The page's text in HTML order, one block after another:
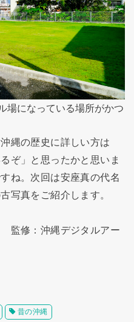
場になっている場所がかつ
縄の歴史に詳しい方は
ぞ」と思ったかと思いま
ね。次回は安座真の代名
写真をご紹介します。
監修：沖縄デジタルアー
昔の沖縄